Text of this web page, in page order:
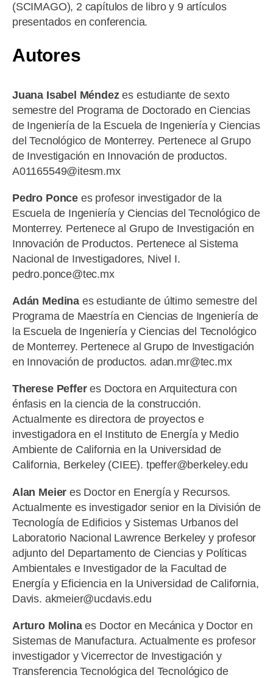
(SCIMAGO), 2 capítulos de libro y 9 artículos
presentados en conferencia.
Autores
Juana Isabel Méndezes estudiante de sexto
semestre del Programa de Doctorado en Ciencias
de Ingeniería de la Escuela de Ingeniería y Ciencias
del Tecnológico de Monterrey. Pertenece al Grupo
de Investigación en Innovación de productos.
A01165549@itesm.mx
Pedro Ponce es profesor investigador de la
Escuela de Ingeniería y Ciencias del Tecnológico de
Monterrey. Pertenece al Grupo de Investigación en
Innovación de Productos. Pertenece al Sistema
Nacional de Investigadores, Nivel I.
pedro.ponce@tec.mx
Adán Medina es estudiante de último semestre del
Programa de Maestría en Ciencias de Ingeniería de
la Escuela de Ingeniería y Ciencias del Tecnológico
de Monterrey. Pertenece al Grupo de Investigación
en Innovación de productos. adan.mr@tec.mx
Therese Pefferes Doctora en Arquitectura con
énfasis en la ciencia de la construcción.
Actualmente es directora de proyectos e
investigadora en el Instituto de Energía y Medio
Ambiente de California en la Universidad de
California, Berkeley (CIEE). tpeffer@berkeley.edu
Alan Meier es Doctor en Energía y Recursos.
Actualmente es investigador senior en la División de
Tecnología de Edificios y Sistemas Urbanos del
Laboratorio Nacional Lawrence Berkeley y profesor
adjunto del Departamento de Ciencias y Políticas
Ambientales e Investigador de la Facultad de
Energía y Eficiencia en la Universidad de California,
Davis. akmeier@ucdavis.edu
Arturo Molinaes Doctor en Mecánica y Doctor en
Sistemas de Manufactura. Actualmente es profesor
investigador y Vicerrector de Investigación y
Transferencia Tecnológica del Tecnológico de